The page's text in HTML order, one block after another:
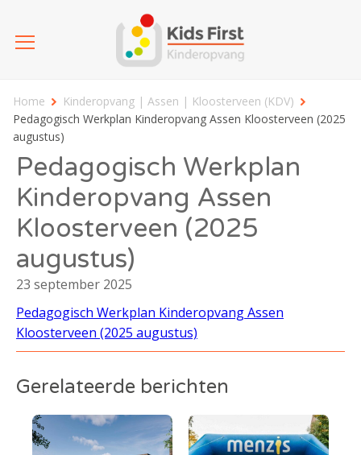
Home
Kinderopvang | Assen | Kloosterveen (KDV)
Pedagogisch Werkplan Kinderopvang Assen Kloosterveen (2025
augustus)
Pedagogisch Werkplan
Kinderopvang Assen
Kloosterveen (2025
augustus)
23 september 2025
Pedagogisch Werkplan Kinderopvang Assen
Kloosterveen (2025 augustus)
Gerelateerde berichten